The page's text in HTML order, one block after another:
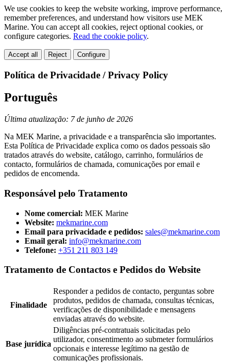
We use cookies to keep the website working, improve performance,
remember preferences, and understand how visitors use MEK
Marine. You can accept all cookies, reject optional cookies, or
configure categories. Read the cookie policy.
Accept all Reject Configure
Política de Privacidade / Privacy Policy
Português
Última atualização: 7 de junho de 2026
Na MEK Marine, a privacidade e a transparência são importantes.
Esta Política de Privacidade explica como os dados pessoais são
tratados através do website, catálogo, carrinho, formulários de
contacto, formulários de chamada, comunicações por email e
pedidos de encomenda.
Responsável pelo Tratamento
Nome comercial: MEK Marine
Website: mekmarine.com
Email para privacidade e pedidos: sales@mekmarine.com
Email geral: info@mekmarine.com
Telefone: +351 211 803 149
Tratamento de Contactos e Pedidos do Website
Finalidade
Responder a pedidos de contacto, perguntas sobre
produtos, pedidos de chamada, consultas técnicas,
verificações de disponibilidade e mensagens
enviadas através do website.
Base jurídica
Diligências pré-contratuais solicitadas pelo
utilizador, consentimento ao submeter formulários
opcionais e interesse legítimo na gestão de
comunicações profissionais.